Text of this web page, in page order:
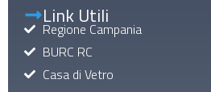
Link Utili
Regione Campania
BURC RC
Casa di Vetro